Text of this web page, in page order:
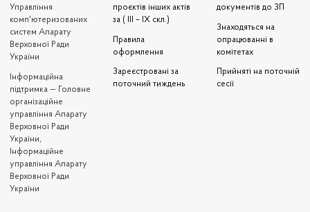
Управління
комп'ютеризованих
систем Апарату
Верховної Ради
України
Iнформаційна
підтримка — Головне
організаційне
управління Апарату
Верховної Ради
України,
Інформаційне
управління Апарату
Верховної Ради
України
проєктів інших актів
за ( III – IX скл.)
Правила
оформлення
Зареєстровані за
поточний тиждень
документів до ЗП
Знаходяться на
опрацюванні в
комітетах
Прийняті на поточній
сесії